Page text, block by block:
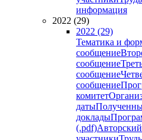
информация
2022 (29)
2022 (29)
Тематика и
сообщение
сообщение
сообщение
сообщение
комитет
даты
доклады
(.pdf)Авторский